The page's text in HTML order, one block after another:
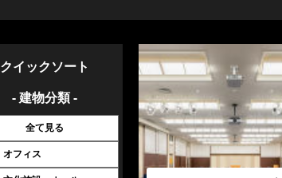
クイックソート
- 建物分類 -
全て見る
オフィス